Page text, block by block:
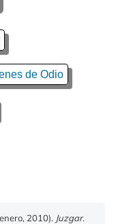
de Odio
2010). Juzgar.